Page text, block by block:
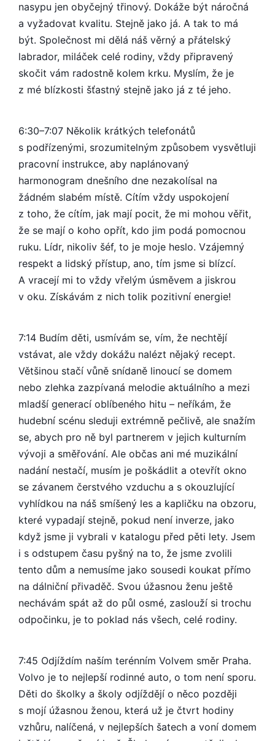
nasypu jen obyčejný třinový. Dokáže být náročná
a vyžadovat kvalitu. Stejně jako já. A tak to má
být. Společnost mi dělá náš věrný a přátelský
labrador, miláček celé rodiny, vždy připravený
skočit vám radostně kolem krku. Myslím, že je
z mé blízkosti šťastný stejně jako já z té jeho.
6:30–7:07 Několik krátkých telefonátů
s podřízenými, srozumitelným způsobem vysvětluji
pracovní instrukce, aby naplánovaný
harmonogram dnešního dne nezakolísal na
žádném slabém místě. Cítím vždy uspokojení
z toho, že cítím, jak mají pocit, že mi mohou věřit,
že se mají o koho opřít, kdo jim podá pomocnou
ruku. Lídr, nikoliv šéf, to je moje heslo. Vzájemný
respekt a lidský přístup, ano, tím jsme si blízcí.
A vracejí mi to vždy vřelým úsměvem a jiskrou
v oku. Získávám z nich tolik pozitivní energie!
7:14 Budím děti, usmívám se, vím, že nechtějí
vstávat, ale vždy dokážu nalézt nějaký recept.
Většinou stačí vůně snídaně linoucí se domem
nebo zlehka zazpívaná melodie aktuálního a mezi
mladší generací oblíbeného hitu – neříkám, že
hudební scénu sleduji extrémně pečlivě, ale snažím
se, abych pro ně byl partnerem v jejich kulturním
vývoji a směřování. Ale občas ani mé muzikální
nadání nestačí, musím je poškádlit a otevřít okno
se závanem čerstvého vzduchu a s okouzlující
vyhlídkou na náš smíšený les a kapličku na obzoru,
které vypadají stejně, pokud není inverze, jako
když jsme ji vybrali v katalogu před pěti lety. Jsem
i s odstupem času pyšný na to, že jsme zvolili
tento dům a nemusíme jako sousedi koukat přímo
na dálniční přivaděč. Svou úžasnou ženu ještě
nechávám spát až do půl osmé, zaslouží si trochu
odpočinku, je to poklad nás všech, celé rodiny.
7:45 Odjíždím naším terénním Volvem směr Praha.
Volvo je to nejlepší rodinné auto, o tom není sporu.
Děti do školky a školy odjíždějí o něco později
s mojí úžasnou ženou, která už je čtvrt hodiny
vzhůru, nalíčená, v nejlepších šatech a voní domem